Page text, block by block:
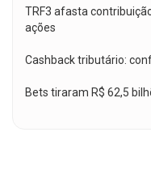
TRF3 afasta
ações
Cashback tributário:
Bets tiraram R$ 62,5